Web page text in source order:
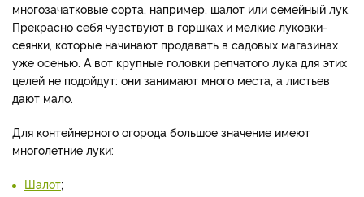
многозачатковые сорта, например, шалот или семейный лук.
Прекрасно себя чувствуют в горшках и мелкие луковки-
сеянки, которые начинают продавать в садовых магазинах
уже осенью. А вот крупные головки репчатого лука для этих
целей не подойдут: они занимают много места, а листьев
дают мало.
Для контейнерного огорода большое значение имеют
многолетние луки:
Шалот;